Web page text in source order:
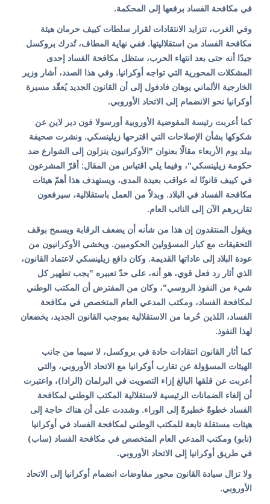
في مكافحة الفساد برفعها إلى المحكمة.
وفي الغرب، تتزايد الانتقادات لقرار سلطات كييف حرمان هيئة
مكافحة الفساد من استقلاليتها. ففي نهاية المطاف، تُدرك بروكسل
جيدًا أنه حتى بعد انتهاء الحرب، ستظل مكافحة الفساد إحدى
المشكلات المحورية التي تواجه أوكرانيا. وفي هذا الصدد، أشار وزير
الخارجية الألماني يوهان فادفول إلى أن القانون الجديد يُعقّد مسيرة
أوكرانيا نحو الانضمام إلى الاتحاد الأوروبي.
كما أعربت رئيسة المفوضية الأوروبية أورسولا فون دير لاين عن
شكوكها بشأن الإصلاحات التي اقترحها زيلينسكي. ونشرت صحيفة
بيلد يوم الأربعاء مقالًا بعنوان "الأوكرانيون ينزلون إلى الشوارع ضد
حكومة زيلينسكي"، وفيما يلي اقتباس من المقال: أقرّ المشرعون
في كييف قانونًا له عواقب بعيدة المدى، ويستهدف هذا أهمّ هيئات
مكافحة الفساد في البلاد. وبدلاً من العمل باستقلالية، سيرفعون
تقاريرهم الآن إلى النائب العام.
ويقول المنتقدون إن هذا من شأنه أن يضعف الرقابة ويسمح بوقف
التحقيقات مع كبار المسؤولين الحكوميين. ويخشى الأوكرانيون من
عودة البلاد إلى عاداتها القديمة. وكان دافع زيلينسكي لاعتماد القانون،
الذي أثار رد فعل قوي، هو أنه، على حدّ تعبيره "يجب تطهير كل
شيء من النفوذ الروسي"، وكان من المفترض أن المكتب الوطني
لمكافحة الفساد، ومكتب المدعي العام المتخصص في مكافحة
الفساد، اللذين حُرما من الاستقلالية بموجب القانون الجديد، يخضعان
لهذا النفوذ.
كما أثار القانون انتقادات حادة في بروكسل، لا سيما من جانب
الهيئات المسؤولة عن تقارب أوكرانيا مع الاتحاد الأوروبي، والتي
أعربت عن قلقها البالغ إزاء التصويت في البرلمان (الرادا)، واعتبرت
أن إلغاء الضمانات الرئيسية لاستقلالية المكتب الوطني لمكافحة
الفساد خطوةً خطيرةً إلى الوراء. وشددت على أن هناك حاجة إلى
هيئات مستقلة تابعة للمكتب الوطني لمكافحة الفساد في أوكرانيا
(نابو) ومكتب المدعي العام المتخصص في مكافحة الفساد (ساب)
في طريق أوكرانيا إلى الاتحاد الأوروبي.
ولا تزال سيادة القانون محور مفاوضات انضمام أوكرانيا إلى الاتحاد
الأوروبي.